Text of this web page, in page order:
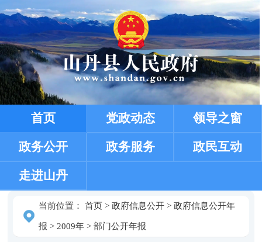
首页 党政动态 领导之窗
政务公开 政务服务 政民互动
走进山丹
当前位置： 首页> 政府信息公开> 政府信息公开年
报 > 2009年> 部门公开年报